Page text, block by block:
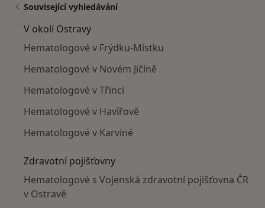
Související vyhledávání
V okolí Ostravy
Hematologové v Frýdku-Místku
Hematologové v Novém Jičíně
Hematologové v Třinci
Hematologové v Havířově
Hematologové v Karviné
Zdravotní pojišťovny
Hematologové s Vojenská zdravotní pojišťovna ČR
v Ostravě